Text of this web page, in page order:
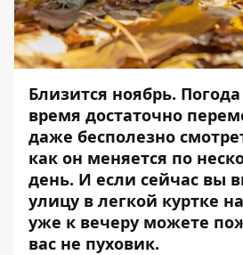
Близится ноябрь.
время достаточно
даже бесполезно
как он меняется по
день. И если сейчас вы
улицу в легкой куртке
уже к вечеру можете
вас не пуховик.